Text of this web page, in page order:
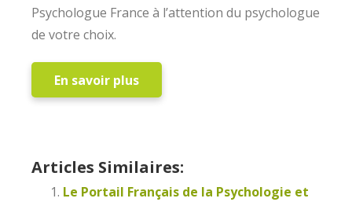
Psychologue France à l’attention du psychologue
de votre choix.
En savoir plus
Articles Similaires:
Le Portail Français de la Psychologie et